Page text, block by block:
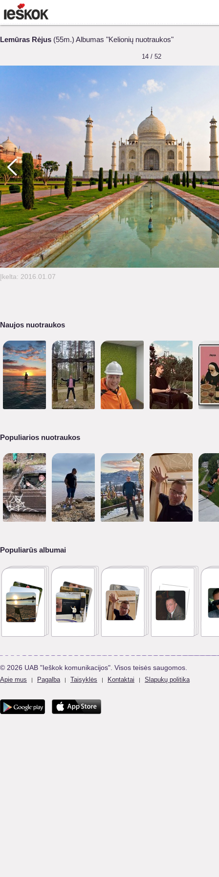
Lemūras Rėjus (55m.) Albumas "Kelionių nuotraukos"
14 / 52
Įkelta: 2016.01.07
Naujos nuotraukos
Populiarios nuotraukos
Populiarūs albumai
© 2026 UAB "Ieškok komunikacijos". Visos teisės saugomos.
Apie mus | Pagalba | Taisyklės | Kontaktai | Slapukų politika